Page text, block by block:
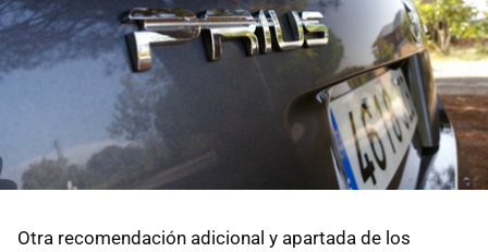
Otra recomendación adicional y apartada de los